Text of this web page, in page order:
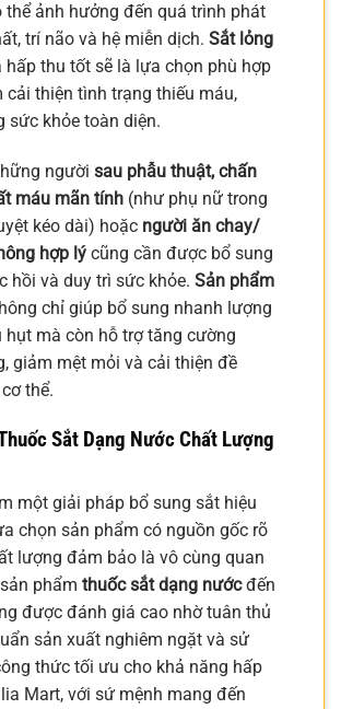
thể ảnh hưởng đến quá trình phát
trí não và hệ miễn dịch. Sắt lỏng
hấp thu tốt sẽ là lựa chọn phù hợp
cải thiện tình trạng thiếu máu,
sức khỏe toàn diện.
người sau phẫu thuật, chấn
máu mãn tính (như phụ nữ trong
kéo dài) hoặc người ăn chay/
hợp lý cũng cần được bổ sung
hồi và duy trì sức khỏe. Sản phẩm
chỉ giúp bổ sung nhanh lượng
hụt mà còn hỗ trợ tăng cường
giảm mệt mỏi và cải thiện đề
thể.
Sắt Dạng Nước Chất Lượng
một giải pháp bổ sung sắt hiệu
chọn sản phẩm có nguồn gốc rõ
lượng đảm bảo là vô cùng quan
phẩm thuốc sắt dạng nướcđến
được đánh giá cao nhờ tuân thủ
sản xuất nghiêm ngặt và sử
thức tối ưu cho khả năng hấp
Mart, với sứ mệnh mang đến